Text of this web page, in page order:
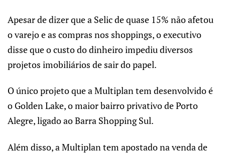
Apesar de dizer que a Selic de quase 15% não afetou
o varejo e as compras nos shoppings, o executivo
disse que o custo do dinheiro impediu diversos
projetos imobiliários de sair do papel.
O único projeto que a Multiplan tem desenvolvido é
o Golden Lake, o maior bairro privativo de Porto
Alegre, ligado ao Barra Shopping Sul.
Além disso, a Multiplan tem apostado na venda de